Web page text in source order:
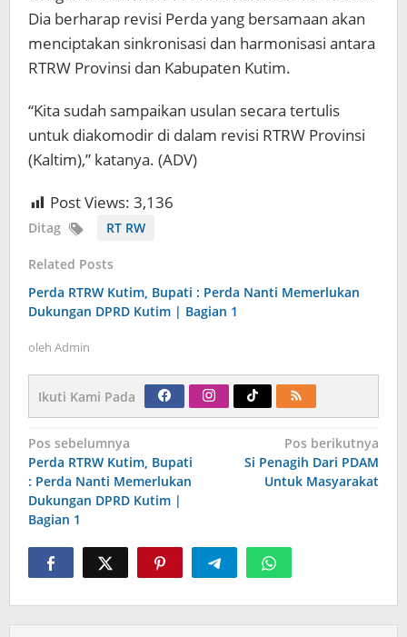
Dia berharap revisi Perda yang bersamaan akan
menciptakan sinkronisasi dan harmonisasi antara
RTRW Provinsi dan Kabupaten Kutim.
“Kita sudah sampaikan usulan secara tertulis
untuk diakomodir di dalam revisi RTRW Provinsi
(Kaltim),” katanya. (ADV)
Post Views: 3,136
Ditag RT RW
Related Posts
Perda RTRW Kutim, Bupati : Perda Nanti Memerlukan
Dukungan DPRD Kutim | Bagian 1
oleh Admin
Ikuti Kami Pada
Navigasi
pos
Pos sebelumnya
Perda RTRW Kutim, Bupati
: Perda Nanti Memerlukan
Dukungan DPRD Kutim |
Bagian 1
Pos berikutnya
Si Penagih Dari PDAM
Untuk Masyarakat